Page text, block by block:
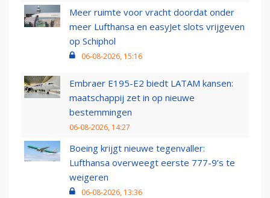
Meer ruimte voor vracht doordat onder
meer Lufthansa en easyJet slots vrijgeven
op Schiphol
06-08-2026, 15:16
Embraer E195-E2 biedt LATAM kansen:
maatschappij zet in op nieuwe
bestemmingen
06-08-2026, 14:27
Boeing krijgt nieuwe tegenvaller:
Lufthansa overweegt eerste 777-9’s te
weigeren
06-08-2026, 13:36